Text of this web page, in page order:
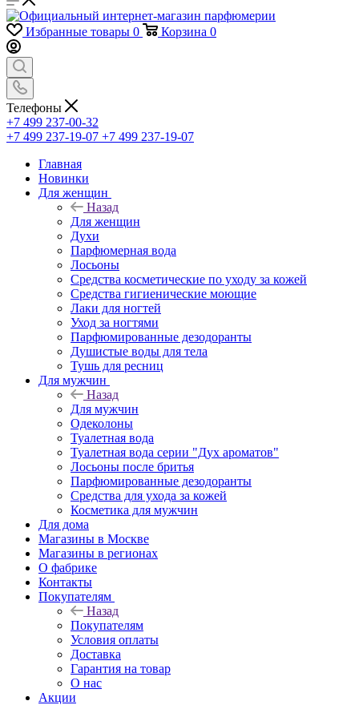
Избранные товары 0 Корзина 0
Телефоны
+7 499 237-00-32
+7 499 237-19-07 +7 499 237-19-07
Главная
Новинки
Для женщин
Назад
Для женщин
Духи
Парфюмерная вода
Лосьоны
Средства косметические по уходу за кожей
Средства гигиенические моющие
Лаки для ногтей
Уход за ногтями
Парфюмированные дезодоранты
Душистые воды для тела
Тушь для ресниц
Для мужчин
Назад
Для мужчин
Одеколоны
Туалетная вода
Туалетная вода серии "Дух ароматов"
Лосьоны после бритья
Парфюмированные дезодоранты
Средства для ухода за кожей
Косметика для мужчин
Для дома
Магазины в Москве
Магазины в регионах
О фабрике
Контакты
Покупателям
Назад
Покупателям
Условия оплаты
Доставка
Гарантия на товар
О нас
Акции